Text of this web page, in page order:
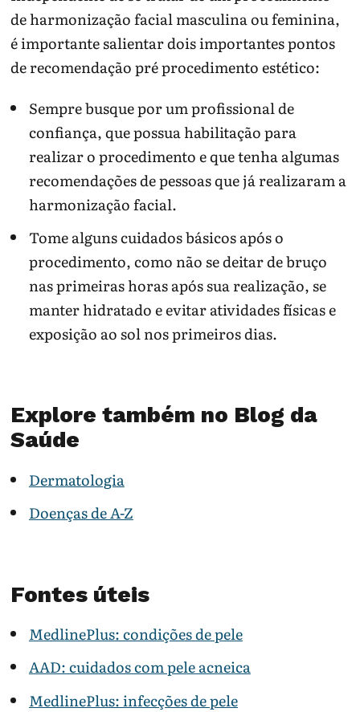
de harmonização facial masculina ou feminina,
é importante salientar dois importantes pontos
de recomendação pré procedimento estético:
Sempre busque por um profissional de
confiança, que possua habilitação para
realizar o procedimento e que tenha algumas
recomendações de pessoas que já realizaram a
harmonização facial.
Tome alguns cuidados básicos após o
procedimento, como não se deitar de bruço
nas primeiras horas após sua realização, se
manter hidratado e evitar atividades físicas e
exposição ao sol nos primeiros dias.
Explore também no Blog da
Saúde
Dermatologia
Doenças de A-Z
Fontes úteis
MedlinePlus: condições de pele
AAD: cuidados com pele acneica
MedlinePlus: infecções de pele